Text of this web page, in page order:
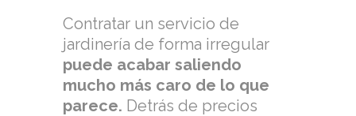
Contratar un servicio de
jardinería de forma irregular
puede acabar saliendo
mucho más caro de lo que
parece. Detrás de precios